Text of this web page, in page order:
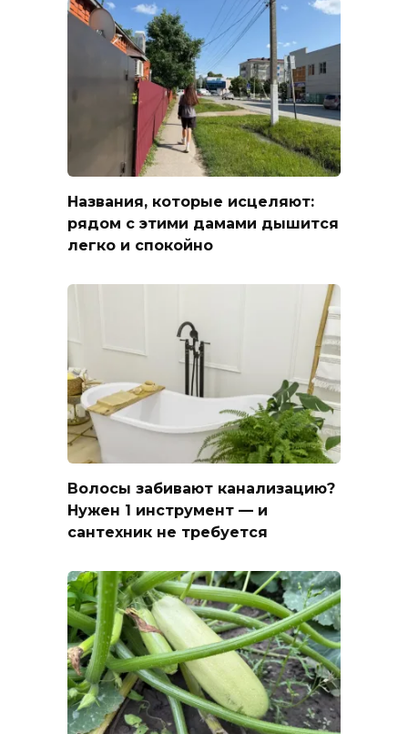
Названия, которые исцеляют:
рядом с этими дамами дышится
легко и спокойно
Волосы забивают канализацию?
Нужен 1 инструмент — и
сантехник не требуется